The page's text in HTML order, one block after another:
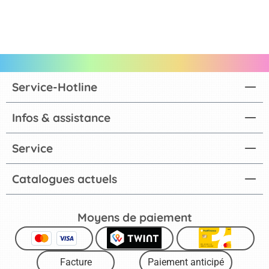
Catalogues actuels
Service-Hotline
Infos & assistance
Service
Moyens de paiement
Facture Paiement anticipé